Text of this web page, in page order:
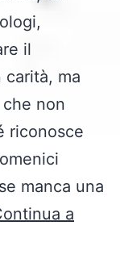
il
carità, ma
non
riconosce
manca una
a